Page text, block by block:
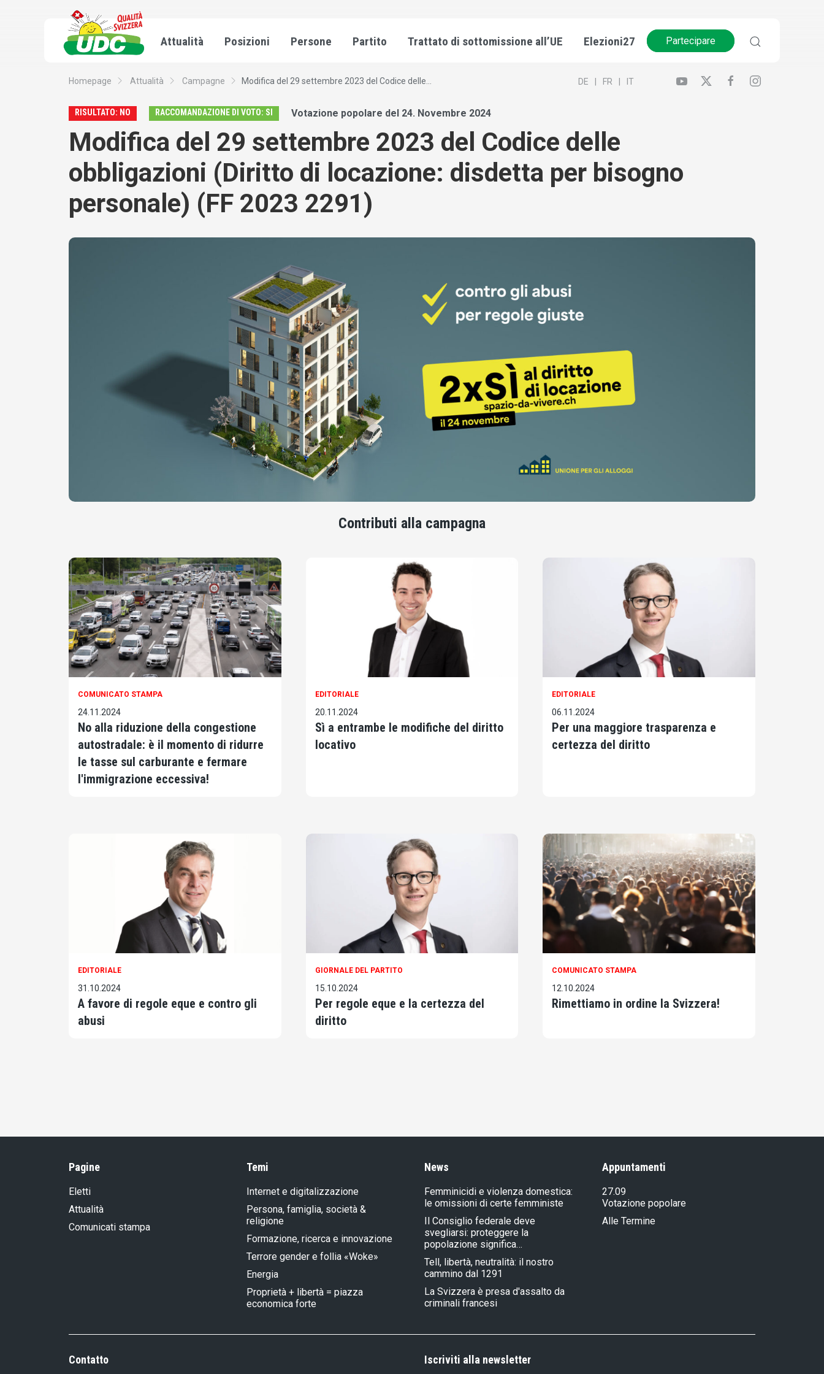
Attualità Posizioni Persone Partito Trattato di sottomissione all’UE Elezioni27 Partecipare
Homepage Attualità Campagne Modifica del 29 settembre 2023 del Codice delle... DE FR IT
RISULTATO: NO RACCOMANDAZIONE DI VOTO: SI Votazione popolare del 24. Novembre 2024
Modifica del 29 settembre 2023 del Codice delle
obbligazioni (Diritto di locazione: disdetta per bisogno
personale) (FF 2023 2291)
Contributi alla campagna
COMUNICATO STAMPA
24.11.2024
No alla riduzione della congestione
autostradale: è il momento di ridurre
le tasse sul carburante e fermare
l'immigrazione eccessiva!
EDITORIALE
20.11.2024
Sì a entrambe le modifiche del diritto
locativo
EDITORIALE
06.11.2024
Per una maggiore trasparenza e
certezza del diritto
EDITORIALE
31.10.2024
A favore di regole eque e contro gli
abusi
GIORNALE DEL PARTITO
15.10.2024
Per regole eque e la certezza del
diritto
COMUNICATO STAMPA
12.10.2024
Rimettiamo in ordine la Svizzera!
Pagine
Eletti
Attualità
Comunicati stampa
Temi
Internet e digitalizzazione
Persona, famiglia, società &
religione
Formazione, ricerca e innovazione
Terrore gender e follia «Woke»
Energia
Proprietà + libertà = piazza
economica forte
News
Femminicidi e violenza domestica:
le omissioni di certe femministe
Il Consiglio federale deve
svegliarsi: proteggere la
popolazione significa…
Tell, libertà, neutralità: il nostro
cammino dal 1291
La Svizzera è presa d'assalto da
criminali francesi
Appuntamenti
27.09
Votazione popolare
Alle Termine
Contatto Iscriviti alla newsletter